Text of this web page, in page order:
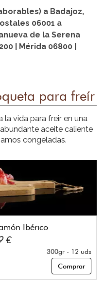
a Badajoz,
06001 a
de la Serena
| Mérida 06800 |
para freír
la vida para freir en una
aceite caliente
congeladas.
Ibérico
€
300gr - 12 uds
Comprar